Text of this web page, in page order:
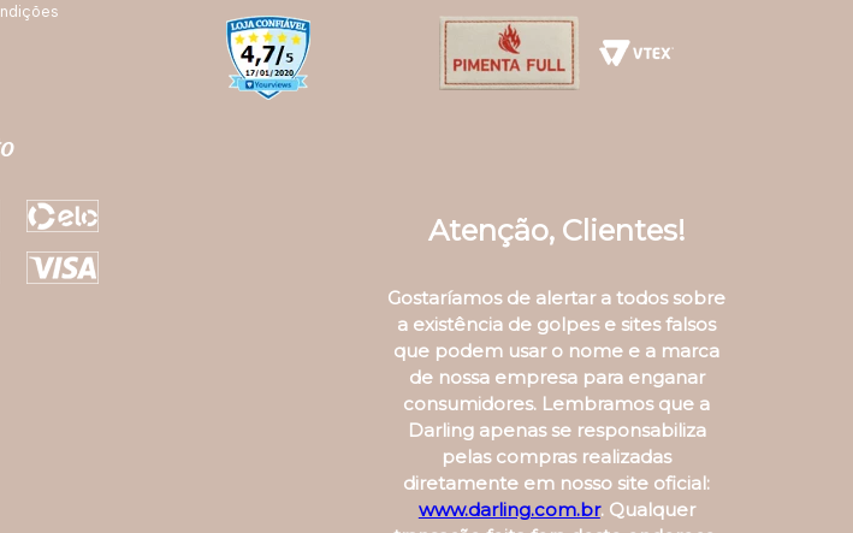
Atenção, Clientes!
Gostaríamos de alertar a todos sobre
a existência de golpes e sites falsos
que podem usar o nome e a marca
de nossa empresa para enganar
consumidores. Lembramos que a
Darling apenas se responsabiliza
pelas compras realizadas
diretamente em nosso site oficial:
www.darling.com.br. Qualquer